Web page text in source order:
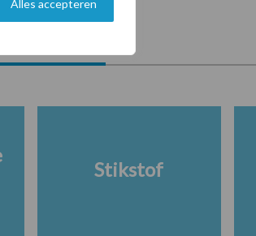
Alles accepteren
Stikstof